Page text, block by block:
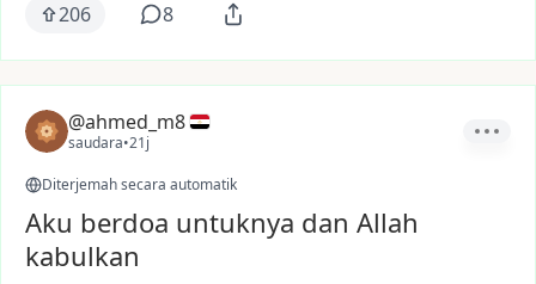
206 8
@ahmed_m8
saudara•21j
Diterjemah secara automatik
Aku berdoa untuknya dan Allah
kabulkan